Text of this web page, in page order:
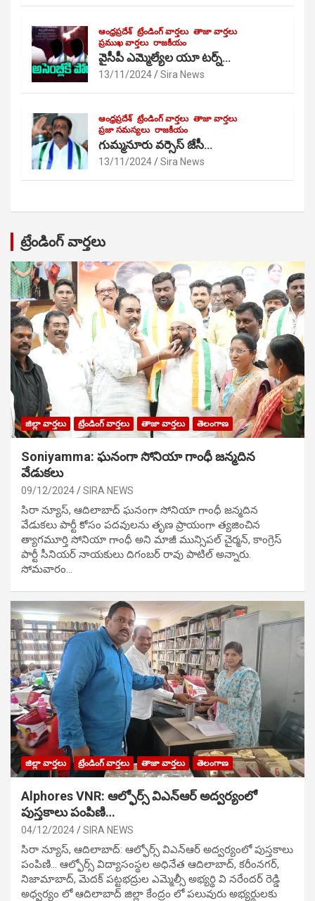
ఆంధ్రప్రదేశ్ ట్రేండింగ్ వార్తలు తాజా వార్తలు
ప్రముఖ వార్తలు రాజకీయం
వైసీపీ ఎమ్మెల్యేల యూ టర్న్…
13/11/2024 Sira News
ఆంధ్రప్రదేశ్ ట్రేండింగ్ వార్తలు తాజా వార్తలు
ప్రజా సమస్యలు రాజకీయం
గుమ్మనూరు వర్సెస్ జేసీ…
13/11/2024 Sira News
ట్రేండింగ్ వార్తలు
జిల్లా వార్తలు ట్రేండింగ్ వార్తలు తాజా వార్తలు తెలంగాణ
Soniyamma: ఘ‌నంగా సోనియా గాంధీ జ‌న్మ‌దిన
వేడుక‌లు
09/12/2024 SIRA NEWS
సిరా న్యూస్, ఆదిలాబాద్ ఘ‌నంగా సోనియా గాంధీ జ‌న్మ‌దిన
వేడుక‌లు పార్టీ కోసం ప‌ద‌వుల‌ను తృణ ప్రాయంగా త్య‌జించిన
త్యాగమూర్తి సోనియా గాంధీ అని మాజీ మున్సిప‌ల్ చైర్మ‌న్, కాంగ్రెస్
పార్టీ సీనియ‌ర్ నాయ‌కులు దిగంబ‌ర్ రావు పాటిల్ అన్నారు.
సోమవారం…
జిల్లా వార్తలు ట్రేండింగ్ వార్తలు తాజా వార్తలు తెలంగాణ
Alphores VNR: ఆల్ఫోర్స్ విఎన్ఆర్ అద్వర్యంలో
పుస్తకాలు పంపిణి…
04/12/2024 SIRA NEWS
సిరా న్యూస్, ఆదిలాబాద్: ఆల్ఫోర్స్ విఎన్ఆర్ అద్వర్యంలో పుస్తకాలు
పంపిణి… ఆల్ఫోర్స్ విద్యాసంస్థల అధినేత ఆదిలాబాద్, కరీంనగర్,
నిజామాబాద్, మెదక్ పట్టభద్రుల ఎమ్మెల్సీ అభ్యర్థి వి నరేందర్ రెడ్డి
అధ్వర్యం లో ఆదిలాబాద్ జిల్లా కేంద్రం లో పలువురు అభ్యర్థులకు